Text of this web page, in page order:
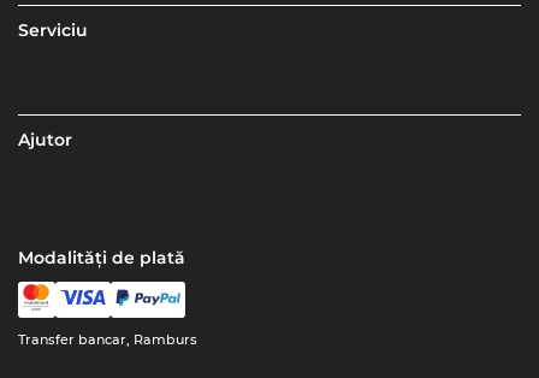
Serviciu
Ajutor
Modalități de plată
Transfer bancar, Ramburs